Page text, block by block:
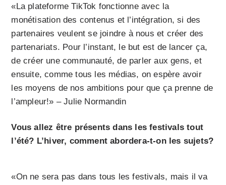
«La plateforme TikTok fonctionne avec la
monétisation des contenus et l’intégration, si des
partenaires veulent se joindre à nous et créer des
partenariats. Pour l’instant, le but est de lancer ça,
de créer une communauté, de parler aux gens, et
ensuite, comme tous les médias, on espère avoir
les moyens de nos ambitions pour que ça prenne de
l’ampleur!» – Julie Normandin
Vous allez être présents dans les festivals tout
l’été? L’hiver, comment abordera-t-on les sujets?
«On ne sera pas dans tous les festivals, mais il va